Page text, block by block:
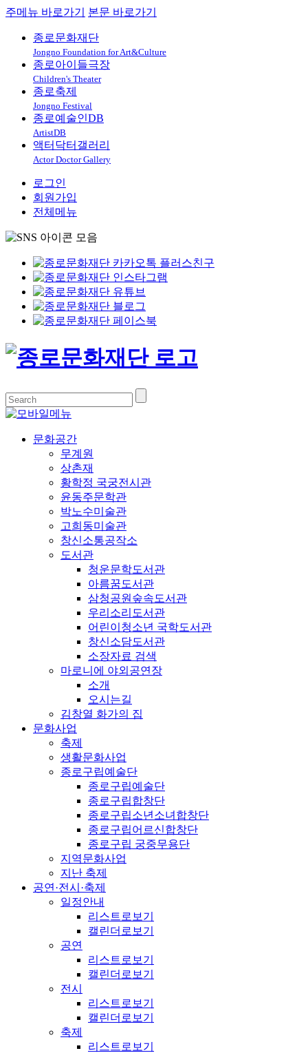
주메뉴 바로가기 본문 바로가기
종로문화재단
Jongno Foundation for Art&Culture
종로아이들극장
Children's Theater
종로축제
Jongno Festival
종로예술인DB
ArtistDB
액터닥터갤러리
Actor Doctor Gallery
로그인
회원가입
전체메뉴
문화공간
무계원
상촌재
황학정 국궁전시관
윤동주문학관
박노수미술관
고희동미술관
창신소통공작소
도서관
청운문학도서관
아름꿈도서관
삼청공원숲속도서관
우리소리도서관
어린이청소년 국학도서관
창신소담도서관
소장자료 검색
마로니에 야외공연장
소개
오시는길
김창열 화가의 집
문화사업
축제
생활문화사업
종로구립예술단
종로구립예술단
종로구립합창단
종로구립소년소녀합창단
종로구립어르신합창단
종로구립 궁중무용단
지역문화사업
지난 축제
공연·전시·축제
일정안내
리스트로보기
캘린더로보기
공연
리스트로보기
캘린더로보기
전시
리스트로보기
캘린더로보기
축제
리스트로보기